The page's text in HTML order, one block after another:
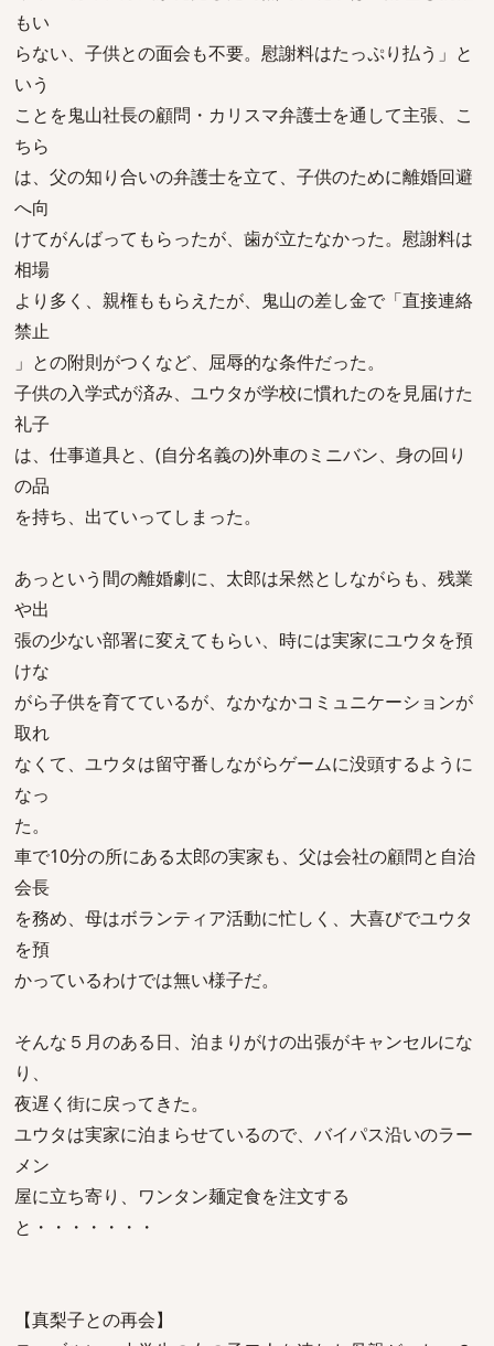
もい
らない、子供との面会も不要。慰謝料はたっぷり払う」と
いう
ことを鬼山社長の顧問・カリスマ弁護士を通して主張、こ
ちら
は、父の知り合いの弁護士を立て、子供のために離婚回避
へ向
けてがんばってもらったが、歯が立たなかった。慰謝料は
相場
より多く、親権ももらえたが、鬼山の差し金で「直接連絡
禁止
」との附則がつくなど、屈辱的な条件だった。
子供の入学式が済み、ユウタが学校に慣れたのを見届けた
礼子
は、仕事道具と、(自分名義の)外車のミニバン、身の回り
の品
を持ち、出ていってしまった。
あっという間の離婚劇に、太郎は呆然としながらも、残業
や出
張の少ない部署に変えてもらい、時には実家にユウタを預
けな
がら子供を育てているが、なかなかコミュニケーションが
取れ
なくて、ユウタは留守番しながらゲームに没頭するように
なっ
た。
車で10分の所にある太郎の実家も、父は会社の顧問と自治
会長
を務め、母はボランティア活動に忙しく、大喜びでユウタ
を預
かっているわけでは無い様子だ。
そんな５月のある日、泊まりがけの出張がキャンセルにな
り、
夜遅く街に戻ってきた。
ユウタは実家に泊まらせているので、バイパス沿いのラー
メン
屋に立ち寄り、ワンタン麺定食を注文する
と・・・・・・・
【真梨子との再会】